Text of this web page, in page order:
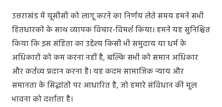
उत्तराखंड में यूसीसी को लागू करने का निर्णय लेते समय हमने सभी
हितधारकों के साथ व्यापक विचार-विमर्श किया। हमने यह सुनिश्चित
किया कि इस संहिता का उद्देश्य किसी भी समुदाय या धर्म के
अधिकारों को कम करना नहीं है, बल्कि सभी को समान अधिकार
और कर्तव्य प्रदान करना है। यह कदम सामाजिक न्याय और
समानता के सिद्धांतों पर आधारित है, जो हमारे संविधान की मूल
भावना को दर्शाता है।